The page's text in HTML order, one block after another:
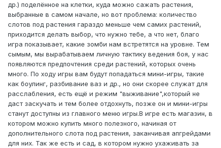
др.) поделённое на клетки, куда можно сажать растения,
выбранные в самом начале, но вот проблема: количество
слотов под растения гараздо меньше чем самих растений,
приходится делать выбор, что нужно тебе, а что нет, благо
игра показывает, какие зомби нам встретятся на уровне. Тем
сымым, мы вырабатываем личную тактику ведения боя, у нас
появляются предпочтения среди растений, которых очень
много. По ходу игры вам будут попадаться мини-игры, такие
как боулинг, разбивание ваз и др., но они скорее служат для
расслабления, есть ещё и режим "выживание",который не
даст заскучать и тем более отдохнуть, позже он и мини-игры
станут доступны из главного меню игры.В игре есть магазин, в
котором можно купить много полезного, начиная от
дополнительного слота под растения, заканчивая апгрейдами
для них. Так же есть и сад, в котором нужно ухаживать за